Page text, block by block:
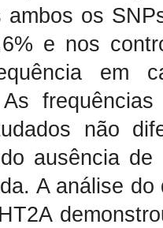
ambos os
e nos
em
As
não
ausência
A análise